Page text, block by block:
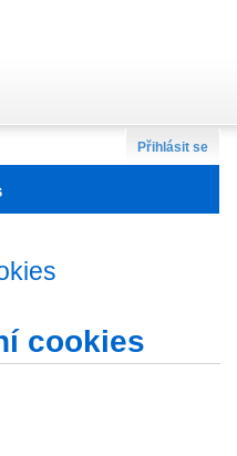
Přihlásit se
cookies